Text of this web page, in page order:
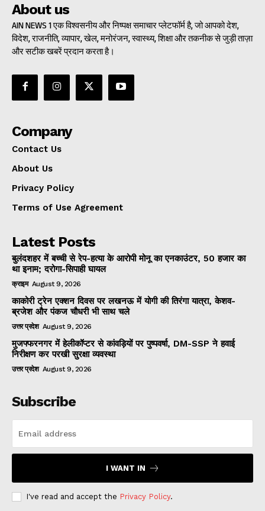
About us
AIN NEWS 1 एक विश्वसनीय और निष्पक्ष समाचार प्लेटफॉर्म है, जो आपको देश,
विदेश, राजनीति, व्यापार, खेल, मनोरंजन, स्वास्थ्य, शिक्षा और तकनीक से जुड़ी ताज़ा
और सटीक खबरें प्रदान करता है।
Company
Contact Us
About Us
Privacy Policy
Terms of Use Agreement
Latest Posts
बुलंदशहर में बच्ची से रेप-हत्या के आरोपी मोनू का एनकाउंटर, 50 हजार का
था इनाम; दरोगा-सिपाही घायल
क्राइम August 9, 2026
काकोरी ट्रेन एक्शन दिवस पर लखनऊ में योगी की तिरंगा यात्रा, केशव-
ब्रजेश और पंकज चौधरी भी साथ चले
उत्तर प्रदेश August 9, 2026
मुजफ्फरनगर में हेलीकॉप्टर से कांवड़ियों पर पुष्पवर्षा, DM-SSP ने हवाई
निरीक्षण कर परखी सुरक्षा व्यवस्था
उत्तर प्रदेश August 9, 2026
Subscribe
I WANT IN
I've read and accept the Privacy Policy.